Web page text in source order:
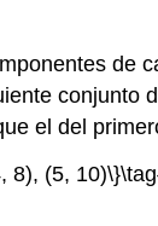
de
el del
8), (5,